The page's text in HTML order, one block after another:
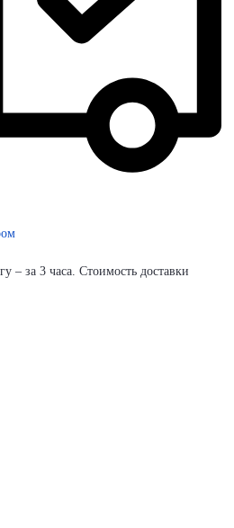
– за 3 часа. Стоимость доставки